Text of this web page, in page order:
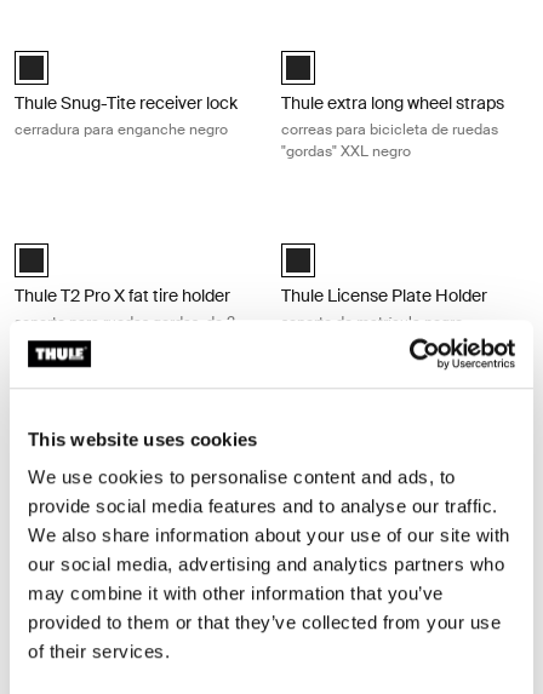
This website uses cookies
We use cookies to personalise content and ads, to
provide social media features and to analyse our traffic.
We also share information about your use of our site with
our social media, advertising and analytics partners who
may combine it with other information that you’ve
provided to them or that they’ve collected from your use
of their services.
Black (selected)
Thule Snug-Tite receiver lock
cerradura para enganche negro
Black (selected)
Thule extra long wheel straps
correas para bicicleta de ruedas
"gordas" XXL negro
Black (selected)
Thule T2 Pro X fat tire holder
soporte para ruedas gordas, de 2
piezas, en negro
Thule License Plate Holder
Thule License Plate Holder
soporte de matrícula negro
Black (selected)
Thule No-Sway Cage
2 jaulas antibalanceo negro
Thule Accessory Strap Kit
kit de 4 correas para accesorios
estilo escalera por paquete negro
Thule passive lock strap correa de bloqueo pasivo para 1 paquete
Thule passive lock strap Negro (selected)
Thule EasyFold 3 foldable bike
Thule EasyFold 3 foldable bike